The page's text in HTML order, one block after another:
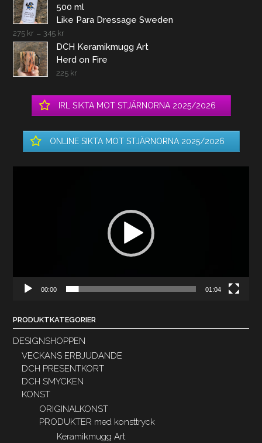
500 ml
Like Para Dressage Sweden
275 kr – 345 kr
DCH Keramikmugg Art
Herd on Fire
225 kr
IRL SIKTA MOT STJÄRNORNA 2025/2026
ONLINE SIKTA MOT STJÄRNORNA 2025/2026
00:00 01:04
PRODUKTKATEGORIER
DESIGNSHOPPEN
VECKANS ERBJUDANDE
DCH PRESENTKORT
DCH SMYCKEN
KONST
ORIGINALKONST
PRODUKTER med konsttryck
Keramikmugg Art